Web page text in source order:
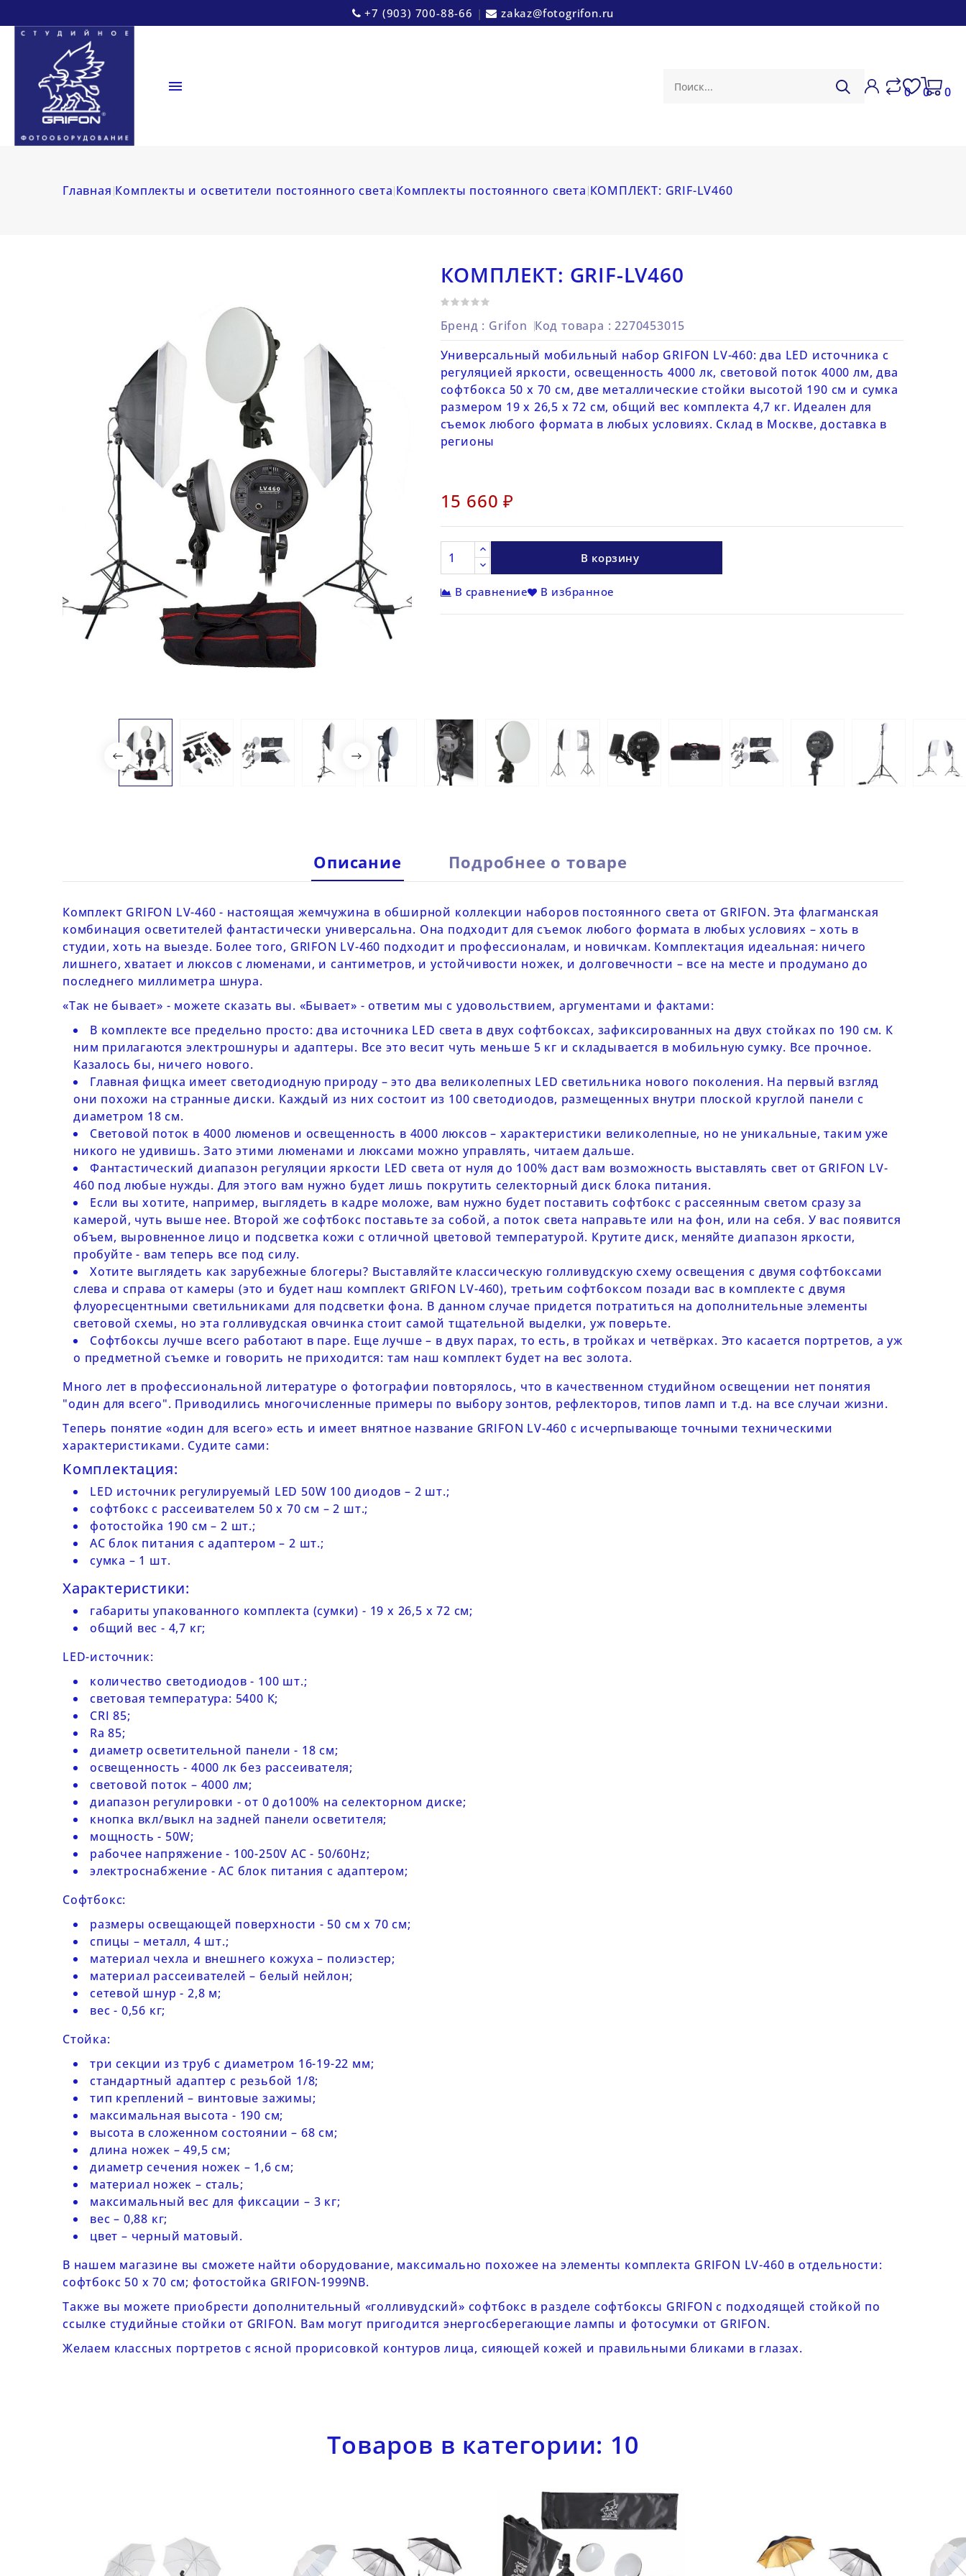
+7 (903) 700-88-66 | zakaz@fotogrifon.ru
 0 0 0
Главная Комплекты и осветители постоянного света Комплекты постоянного света КОМПЛЕКТ: GRIF-LV460
КОМПЛЕКТ: GRIF-LV460
Бренд : Grifon Код товара : 2270453015
Универсальный мобильный набор GRIFON LV-460: два LED источника с
регуляцией яркости, освещенность 4000 лк, световой поток 4000 лм, два
софтбокса 50 х 70 см, две металлические стойки высотой 190 см и сумка
размером 19 x 26,5 x 72 см, общий вес комплекта 4,7 кг. Идеален для
съемок любого формата в любых условиях. Склад в Москве, доставка в
регионы
15 660 ₽
В корзину
В сравнение В избранное
Описание Подробнее о товаре
Комплект GRIFON LV-460 - настоящая жемчужина в обширной коллекции наборов постоянного света от GRIFON. Эта флагманская
комбинация осветителей фантастически универсальна. Она подходит для съемок любого формата в любых условиях – хоть в
студии, хоть на выезде. Более того, GRIFON LV-460 подходит и профессионалам, и новичкам. Комплектация идеальная: ничего
лишнего, хватает и люксов с люменами, и сантиметров, и устойчивости ножек, и долговечности – все на месте и продумано до
последнего миллиметра шнура.
«Так не бывает» - можете сказать вы. «Бывает» - ответим мы с удовольствием, аргументами и фактами:
В комплекте все предельно просто: два источника LED света в двух софтбоксах, зафиксированных на двух стойках по 190 см. К
ним прилагаются электрошнуры и адаптеры. Все это весит чуть меньше 5 кг и складывается в мобильную сумку. Все прочное.
Казалось бы, ничего нового.
Главная фищка имеет светодиодную природу – это два великолепных LED светильника нового поколения. На первый взгляд
они похожи на странные диски. Каждый из них состоит из 100 светодиодов, размещенных внутри плоской круглой панели с
диаметром 18 см.
Световой поток в 4000 люменов и освещенность в 4000 люксов – характеристики великолепные, но не уникальные, таким уже
никого не удивишь. Зато этими люменами и люксами можно управлять, читаем дальше.
Фантастический диапазон регуляции яркости LED света от нуля до 100% даст вам возможность выставлять свет от GRIFON LV-
460 под любые нужды. Для этого вам нужно будет лишь покрутить селекторный диск блока питания.
Если вы хотите, например, выглядеть в кадре моложе, вам нужно будет поставить софтбокс с рассеянным светом сразу за
камерой, чуть выше нее. Второй же софтбокс поставьте за собой, а поток света направьте или на фон, или на себя. У вас появится
объем, выровненное лицо и подсветка кожи с отличной цветовой температурой. Крутите диск, меняйте диапазон яркости,
пробуйте - вам теперь все под силу.
Хотите выглядеть как зарубежные блогеры? Выставляйте классическую голливудскую схему освещения с двумя софтбоксами
слева и справа от камеры (это и будет наш комплект GRIFON LV-460), третьим софтбоксом позади вас в комплекте с двумя
флуоресцентными светильниками для подсветки фона. В данном случае придется потратиться на дополнительные элементы
световой схемы, но эта голливудская овчинка стоит самой тщательной выделки, уж поверьте.
Софтбоксы лучше всего работают в паре. Еще лучше – в двух парах, то есть, в тройках и четвёрках. Это касается портретов, а уж
о предметной съемке и говорить не приходится: там наш комплект будет на вес золота.
Много лет в профессиональной литературе о фотографии повторялось, что в качественном студийном освещении нет понятия
"один для всего". Приводились многочисленные примеры по выбору зонтов, рефлекторов, типов ламп и т.д. на все случаи жизни.
Теперь понятие «один для всего» есть и имеет внятное название GRIFON LV-460 с исчерпывающе точными техническими
характеристиками. Судите сами:
Комплектация:
LED источник регулируемый LED 50W 100 диодов – 2 шт.;
софтбокс с рассеивателем 50 x 70 см – 2 шт.;
фотостойка 190 см – 2 шт.;
AC блок питания с адаптером – 2 шт.;
сумка – 1 шт.
Характеристики:
габариты упакованного комплекта (сумки) - 19 x 26,5 x 72 см;
общий вес - 4,7 кг;
LED-источник:
количество светодиодов - 100 шт.;
световая температура: 5400 К;
CRI 85;
Ra 85;
диаметр осветительной панели - 18 см;
освещенность - 4000 лк без рассеивателя;
световой поток – 4000 лм;
диапазон регулировки - от 0 до100% на селекторном диске;
кнопка вкл/выкл на задней панели осветителя;
мощность - 50W;
рабочее напряжение - 100-250V AC - 50/60Hz;
электроснабжение - AC блок питания с адаптером;
Софтбокс:
размеры освещающей поверхности - 50 см х 70 см;
спицы – металл, 4 шт.;
материал чехла и внешнего кожуха – полиэстер;
материал рассеивателей – белый нейлон;
сетевой шнур - 2,8 м;
вес - 0,56 кг;
Стойка:
три секции из труб с диаметром 16-19-22 мм;
стандартный адаптер с резьбой 1/8;
тип креплений – винтовые зажимы;
максимальная высота - 190 см;
высота в сложенном состоянии – 68 см;
длина ножек – 49,5 см;
диаметр сечения ножек – 1,6 см;
материал ножек – сталь;
максимальный вес для фиксации – 3 кг;
вес – 0,88 кг;
цвет – черный матовый.
В нашем магазине вы сможете найти оборудование, максимально похожее на элементы комплекта GRIFON LV-460 в отдельности:
софтбокс 50 х 70 см; фотостойка GRIFON-1999NB.
Также вы можете приобрести дополнительный «голливудский» софтбокс в разделе софтбоксы GRIFON с подходящей стойкой по
ссылке студийные стойки от GRIFON. Вам могут пригодится энергосберегающие лампы и фотосумки от GRIFON.
Желаем классных портретов с ясной прорисовкой контуров лица, сияющей кожей и правильными бликами в глазах.
Товаров в категории: 10